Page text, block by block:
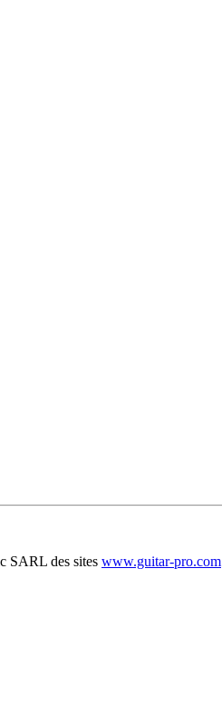
SARL des sites www.guitar-pro.com